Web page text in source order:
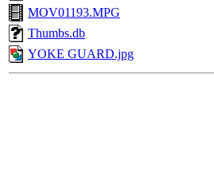
MOV01193.MPG
Thumbs.db
YOKE GUARD.jpg